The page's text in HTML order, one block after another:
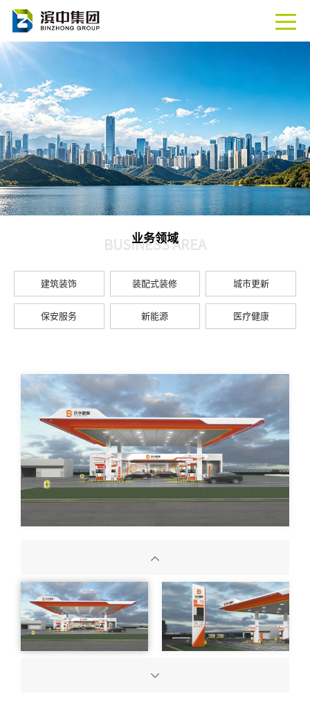
业务领域
BUSINESS AREA
建筑装饰 装配式装修 城市更新
保安服务 新能源 医疗健康